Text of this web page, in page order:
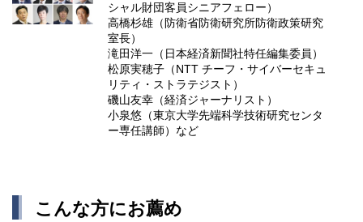
シャル財団客員シニアフェロー）
高橋杉雄（防衛省防衛研究所防衛政策研究
室長）
滝田洋一（日本経済新聞社特任編集委員）
松原実穂子（NTT チーフ・サイバーセキュ
リティ・ストラテジスト）
磯山友幸（経済ジャーナリスト）
小泉悠（東京大学先端科学技術研究センタ
ー専任講師）など
こんな方にお薦め